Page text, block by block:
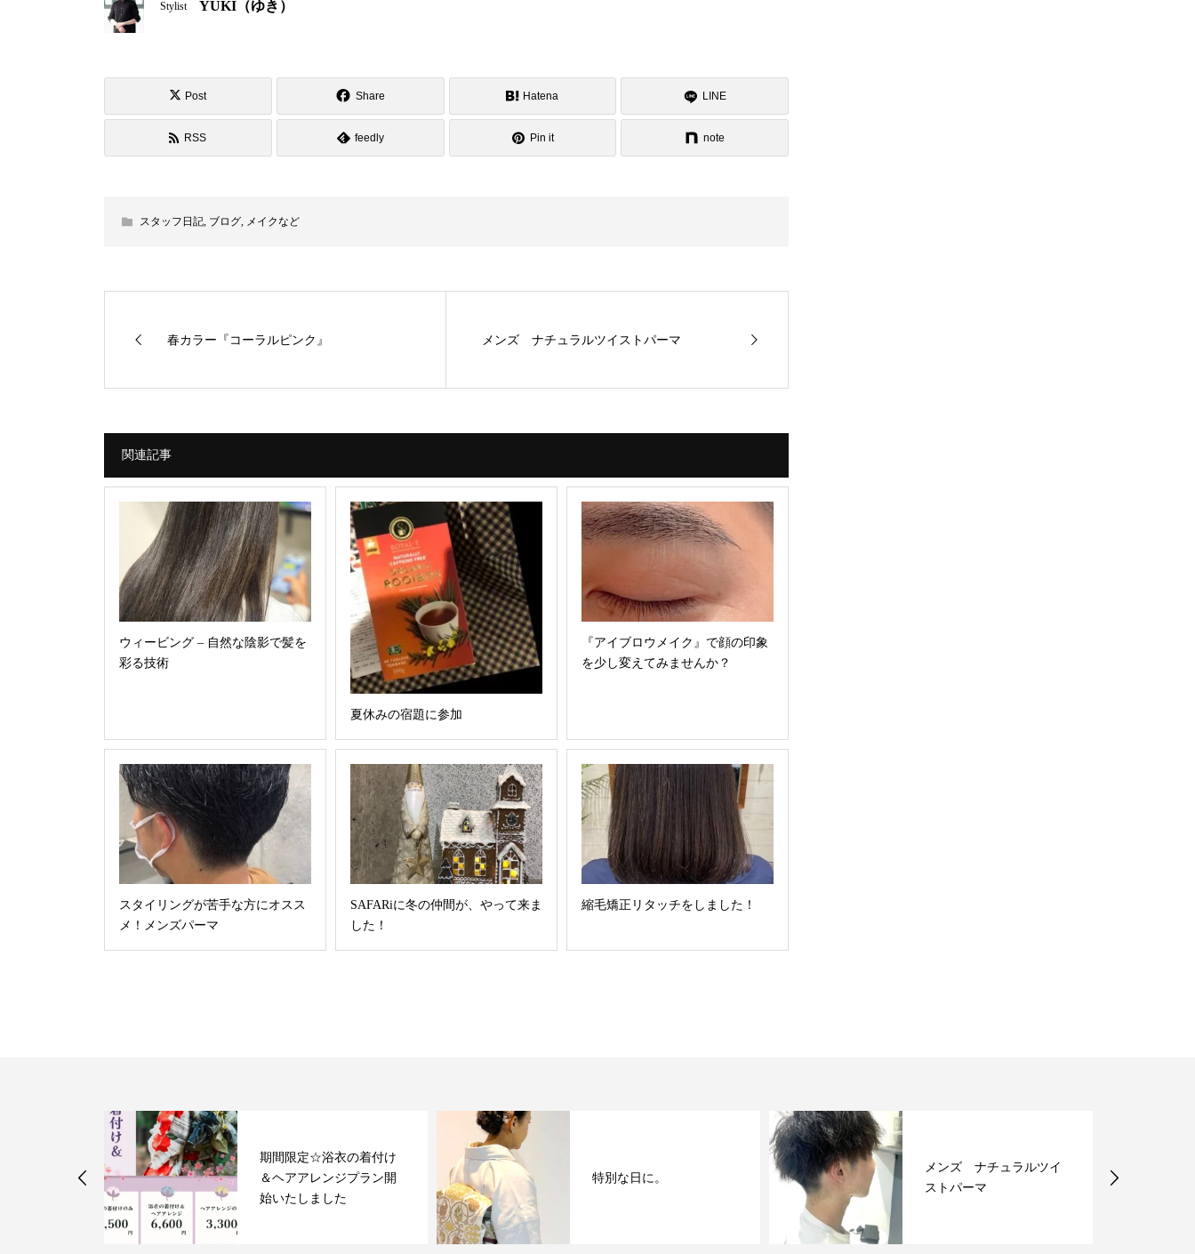
Stylist YUKI（ゆき）
Post Share Hatena LINE
RSS feedly Pin it note
スタッフ日記, ブログ, メイクなど
春カラー『コーラルピンク』 メンズ ナチュラルツイストパーマ
関連記事
ウィービング – 自然な陰影で髪を
彩る技術
夏休みの宿題に参加
『アイブロウメイク』で顔の印象
を少し変えてみませんか？
スタイリングが苦手な方にオスス
メ！メンズパーマ
SAFARiに冬の仲間が、やって来ま
した！
縮毛矯正リタッチをしました！
期間限定☆浴衣の着付け
＆ヘアアレンジプラン開
始いたしました
特別な日に。
メンズ ナチュラルツイ
ストパーマ